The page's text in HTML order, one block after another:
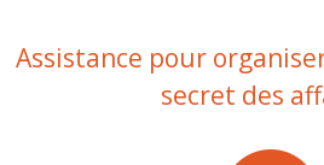
Assistance pour
secret des